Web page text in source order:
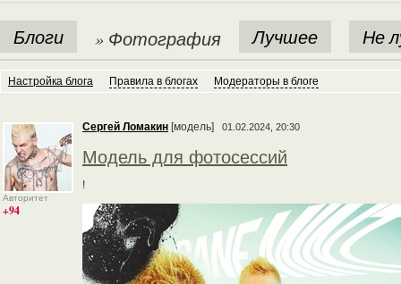
Блоги » Фотография Лучшее Не
Настройка блога Правила в блогах Модераторы в блоге
Авторитет
+94
Сергей Ломакин [модель] 01.02.2024, 20:30
Модель для фотосессий
!